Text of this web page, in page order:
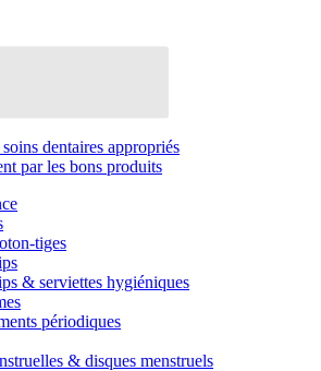
dentaires appropriés
par les bons produits
tiges
& serviettes hygiéniques
périodiques
& disques menstruels